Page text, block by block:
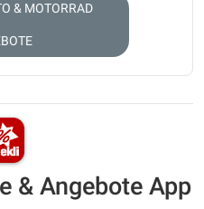
& MOTORRAD
& Angebote App